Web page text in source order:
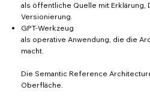
als öffentliche Quelle mit Erklärung,
Versionierung.
GPT-Werkzeug
als operative Anwendung, die die
macht.
Die Semantic Reference
Oberfläche.